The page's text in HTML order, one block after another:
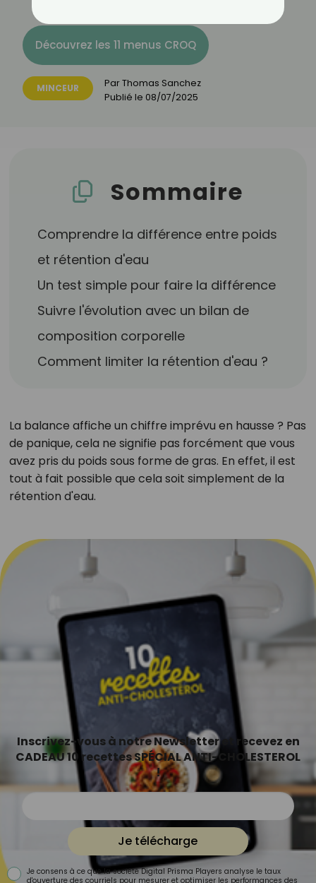
Découvrez les 11 menus CROQ
MINCEUR ParThomas Sanchez
Publié le 08/07/2025
Sommaire
Comprendre la différence entre poids
et rétention d'eau
Un test simple pour faire la différence
Suivre l'évolution avec un bilan de
composition corporelle
Comment limiter la rétention d'eau ?
La balance affiche un chiffre imprévu en hausse ? Pas
de panique, cela ne signifie pas forcément que vous
avez pris du poids sous forme de gras. En effet, il est
tout à fait possible que cela soit simplement de la
rétention d'eau.
Inscrivez-vous à notre Newsletter et recevez en
CADEAU 10 recettes SPÉCIAL ANTI-CHOLESTEROL
!
Je télécharge
Je consens à ce que la société Digital Prisma Players analyse le taux
d'ouverture des courriels pour mesurer et optimiser les performances des